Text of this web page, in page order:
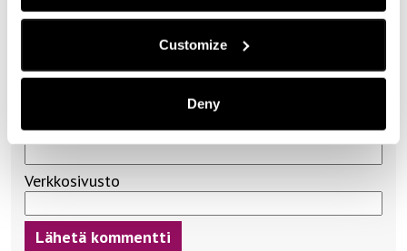
Customize
Deny
Nimi*
Sähköpostiosoite*
Verkkosivusto